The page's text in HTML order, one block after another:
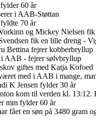
60 år
i AAB-Støttan
70 år
og Mickey Nielsen fik
fik en lille dreng -
Bettina fejrer kobberbryllup
i AAB - fejrer sølvbryllup
giftes med Katja Kofoed
med i AAB i mange,
K Jensen fylder 30 år
kom til verden kl. 13:12.
mm fylder 60 år
fået en søn på 3480 gram